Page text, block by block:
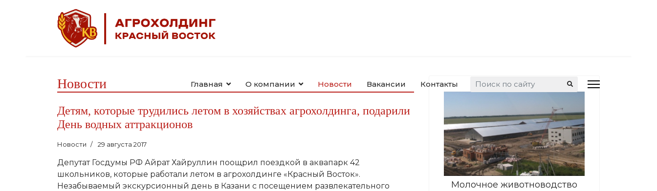
Главная О компании Новости Вакансии Контакты Искать...
Новости
Детям, которые трудились летом в хозяйствах агрохолдинга, подарили
День водных аттракционов
Новости 29 августа 2017
Депутат Госдумы РФ Айрат Хайруллин поощрил поездкой в аквапарк 42
школьников, которые работали летом в агрохолдинге «Красный Восток».
Незабываемый экскурсионный день в Казани с посещением развлекательного
Молочное животноводство